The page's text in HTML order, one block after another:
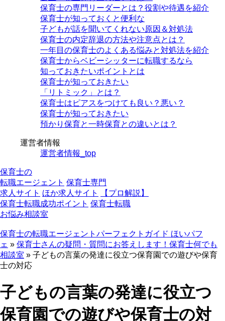
保育士の専門リーダーとは？役割や待遇を紹介
保育士が知っておくと便利な
子どもが話を聞いてくれない原因＆対処法
保育士の内定辞退の方法や注意点とは？
一年目の保育士のよくある悩みと対処法を紹介
保育士からベビーシッターに転職するなら
知っておきたいポイントとは
保育士が知っておきたい
「リトミック」とは？
保育士はピアスをつけても良い？悪い？
保育士が知っておきたい
預かり保育と一時保育との違いとは？
運営者情報
運営者情報_top
保育士の
転職エージェント 保育士専門
求人サイト ほか求人サイト
【プロ解説】
保育士転職成功ポイント 保育士転職
お悩み相談室
保育士の転職エージェントパーフェクトガイド ほいパフ
ェ » 保育士さんの疑問・質問にお答えします！保育士何でも
相談室 » 子どもの言葉の発達に役立つ保育園での遊びや保育
士の対応
子どもの言葉の発達に役立つ
保育園での遊びや保育士の対